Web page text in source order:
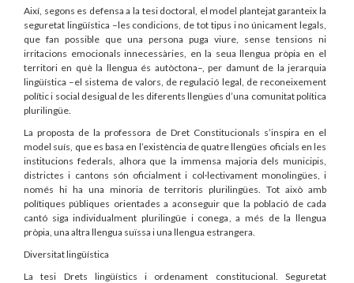
Així, segons es defensa a la tesi doctoral, el model plantejat garanteix la
seguretat lingüística –les condicions, de tot tipus i no únicament legals,
que fan possible que una persona puga viure, sense tensions ni
irritacions emocionals innecessàries, en la seua llengua pròpia en el
territori en què la llengua és autòctona–, per damunt de la jerarquia
lingüística –el sistema de valors, de regulació legal, de reconeixement
polític i social desigual de les diferents llengües d’una comunitat política
plurilingüe.
La proposta de la professora de Dret Constitucionals s’inspira en el
model suís, que es basa en l’existència de quatre llengües oficials en les
institucions federals, alhora que la immensa majoria dels municipis,
districtes i cantons són oficialment i col·lectivament monolingües, i
només hi ha una minoria de territoris plurilingües. Tot això amb
polítiques públiques orientades a aconseguir que la població de cada
cantó siga individualment plurilingüe i conega, a més de la llengua
pròpia, una altra llengua suïssa i una llengua estrangera.
Diversitat lingüística
La tesi Drets lingüístics i ordenament constitucional. Seguretat